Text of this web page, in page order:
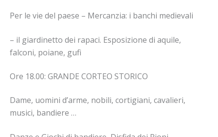
Per le vie del paese – Mercanzia: i banchi medievali
– il giardinetto dei rapaci. Esposizione di aquile,
falconi, poiane, gufi
Ore 18.00: GRANDE CORTEO STORICO
Dame, uomini d’arme, nobili, cortigiani, cavalieri,
musici, bandiere …